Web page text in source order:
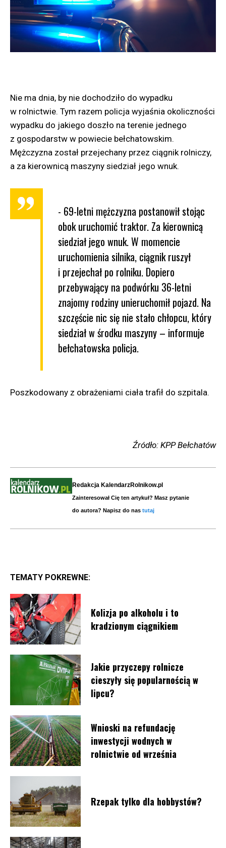
Nie ma dnia, by nie dochodziło do wypadku
w rolnictwie. Tym razem policja wyjaśnia okoliczności
wypadku do jakiego doszło na terenie jednego
z gospodarstw w powiecie bełchatowskim.
Mężczyzna został przejechany przez ciągnik rolniczy,
a za kierownicą maszyny siedział jego wnuk.
- 69-letni mężczyzna postanowił stojąc
obok uruchomić traktor. Za kierownicą
siedział jego wnuk. W momencie
uruchomienia silnika, ciągnik ruszył
i przejechał po rolniku. Dopiero
przebywający na podwórku 36-letni
znajomy rodziny unieruchomił pojazd. Na
szczęście nic się nie stało chłopcu, który
siedział w środku maszyny – informuje
bełchatowska policja.
Poszkodowany z obrażeniami ciała trafił do szpitala.
Źródło: KPP Bełchatów
Redakcja KalendarzRolnikow.pl
Zainteresował Cię ten artykuł? Masz pytanie
do autora? Napisz do nas tutaj
TEMATY POKREWNE:
Kolizja po alkoholu i to
kradzionym ciągnikiem
Jakie przyczepy rolnicze
cieszyły się popularnością w
lipcu?
Wnioski na refundację
inwestycji wodnych w
rolnictwie od września
Rzepak tylko dla hobbystów?